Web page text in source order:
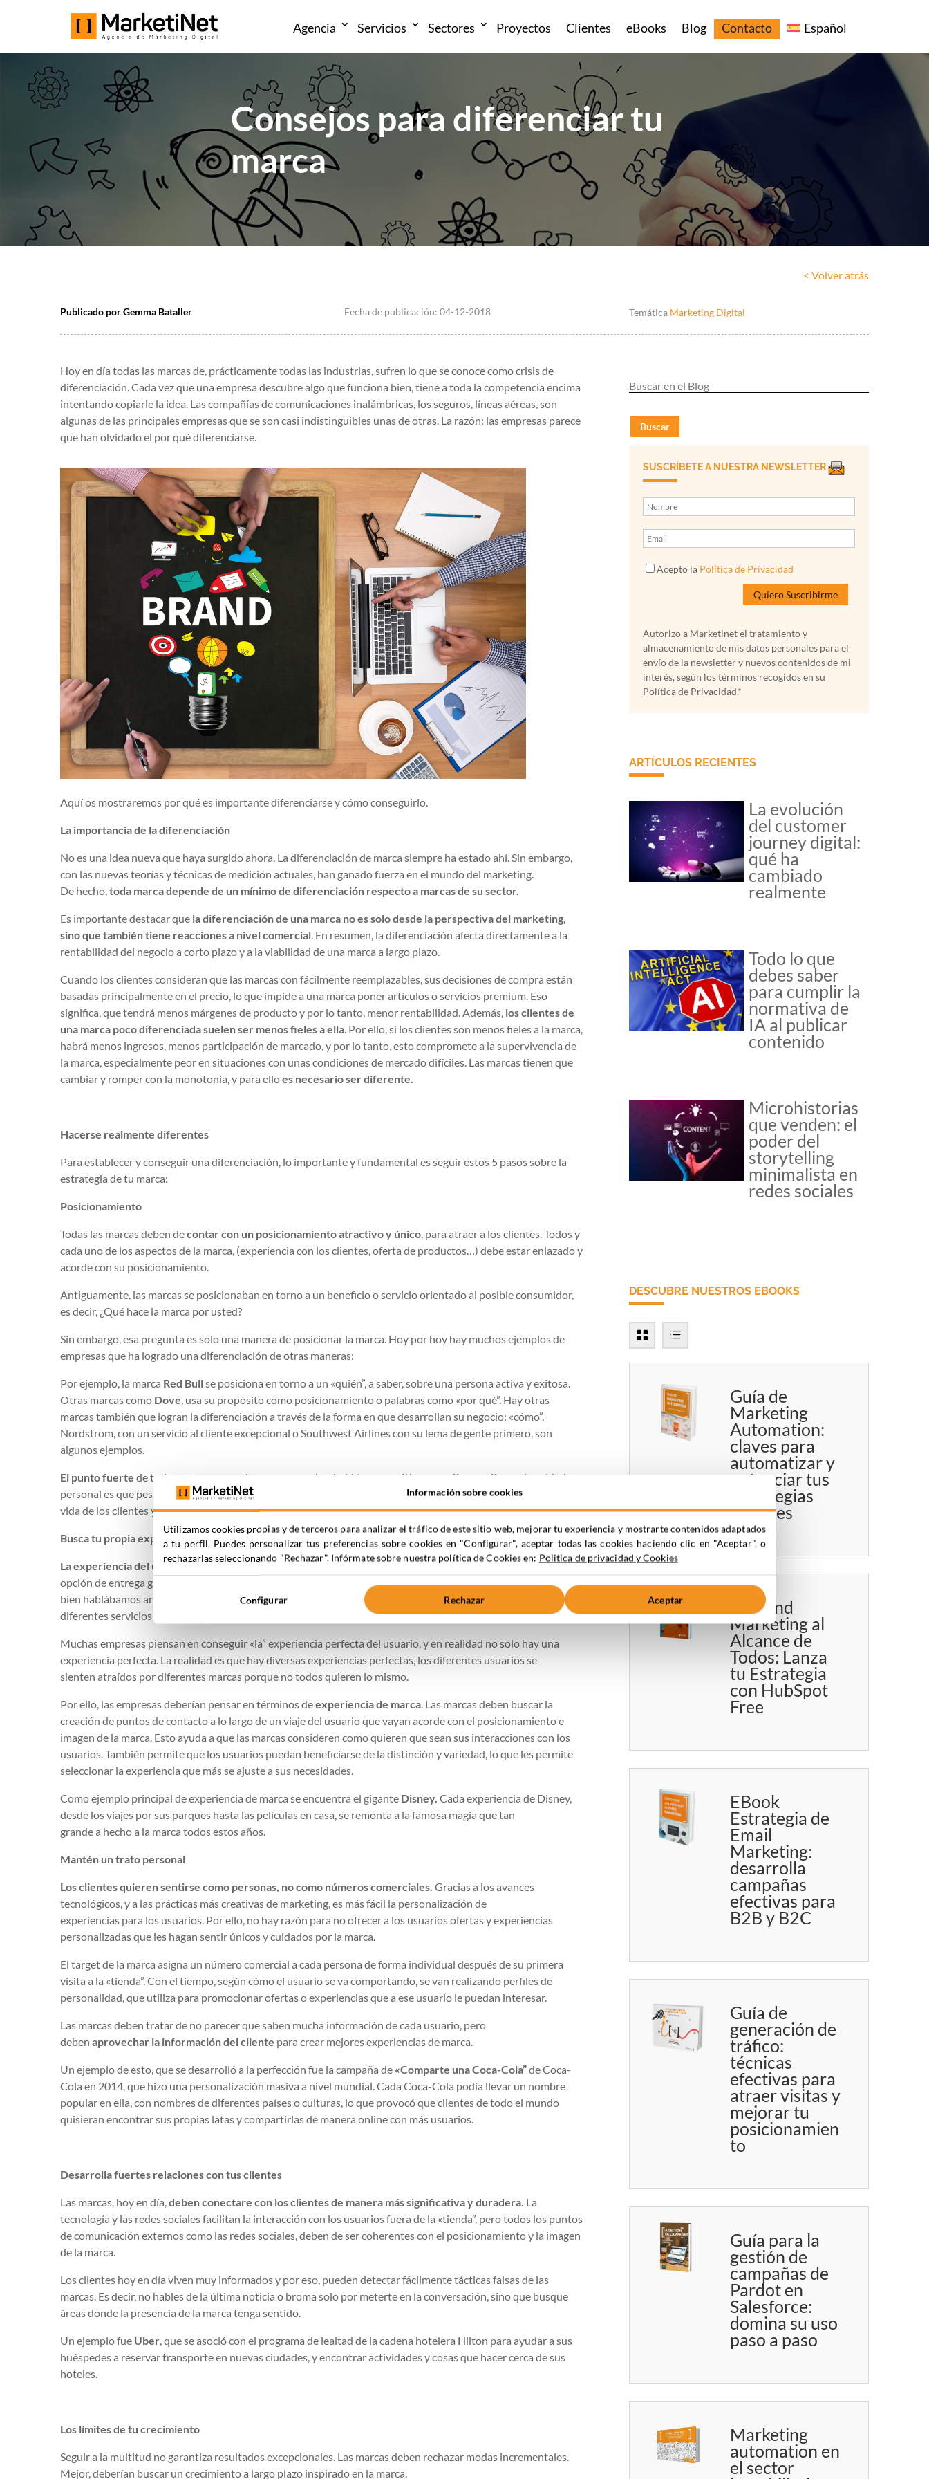
Agencia Servicios Sectores Proyectos Clientes eBooks Blog Contacto Español
Consejos para diferenciar tu
marca
< Volver atrás
Publicado porGemma Bataller Fecha de publicación:04-12-2018 Temática Marketing Digital
Hoy en día todas las marcas de, prácticamente todas las industrias, sufren lo que se conoce como crisis de
diferenciación. Cada vez que una empresa descubre algo que funciona bien, tiene a toda la competencia encima
intentando copiarle la idea. Las compañías de comunicaciones inalámbricas, los seguros, líneas aéreas, son
algunas de las principales empresas que se son casi indistinguibles unas de otras. La razón: las empresas parece
que han olvidado el por qué diferenciarse.
Aquí os mostraremos por qué es importante diferenciarse y cómo conseguirlo.
La importancia de la diferenciación
No es una idea nueva que haya surgido ahora. La diferenciación de marca siempre ha estado ahí. Sin embargo,
con las nuevas teorías y técnicas de medición actuales, han ganado fuerza en el mundo del marketing.
De hecho, toda marca depende de un mínimo de diferenciación respecto a marcas de su sector.
Es importante destacar que la diferenciación de una marca no es solo desde la perspectiva del marketing,
sino que también tiene reacciones a nivel comercial . En resumen, la diferenciación afecta directamente a la
rentabilidad del negocio a corto plazo y a la viabilidad de una marca a largo plazo.
Cuando los clientes consideran que las marcas con fácilmente reemplazables, sus decisiones de compra están
basadas principalmente en el precio, lo que impide a una marca poner artículos o servicios premium. Eso
significa, que tendrá menos márgenes de producto y por lo tanto, menor rentabilidad. Además, los clientes de
una marca poco diferenciada suelen ser menos fieles a ella . Por ello, si los clientes son menos fieles a la marca,
habrá menos ingresos, menos participación de marcado, y por lo tanto, esto compromete a la supervivencia de
la marca, especialmente peor en situaciones con unas condiciones de mercado difíciles. Las marcas tienen que
cambiar y romper con la monotonía, y para elloes necesario ser diferente.
Hacerse realmente diferentes
Para establecer y conseguir una diferenciación, lo importante y fundamental es seguir estos 5 pasos sobre la
estrategia de tu marca:
Posicionamiento
Todas las marcas deben decontar con un posicionamiento atractivo y único , para atraer a los clientes. Todos y
cada uno de los aspectos de la marca, (experiencia con los clientes, oferta de productos…) debe estar enlazado y
acorde con su posicionamiento.
Antiguamente, las marcas se posicionaban en torno a un beneficio o servicio orientado al posible consumidor,
es decir, ¿Qué hace la marca por usted?
Sin embargo, esa pregunta es solo una manera de posicionar la marca. Hoy por hoy hay muchos ejemplos de
empresas que ha logrado una diferenciación de otras maneras:
Por ejemplo, la marca Red Bullse posiciona en torno a un «quién”, a saber, sobre una persona activa y exitosa.
Otras marcas como Dove , usa su propósito como posicionamiento o palabras como «por qué”. Hay otras
marcas también que logran la diferenciación a través de la forma en que desarrollan su negocio: «cómo”.
Nordstrom, con un servicio al cliente excepcional o Southwest Airlines con su lema de gente primero, son
algunos ejemplos.
El punto fuerte de todas estas marcas de supermercados, bebidas energéticas, aerolíneas o líneas de cuidado
personal es que pese a tener competencia dentro de su sector, descubrieron formas de ser más relevantes en la
vida de los clientes y lo hicieron de diferentes formas.
Busca tu propia experiencia de usuario/marca
La experiencia del usuariose ha ido homogeneizando en estos últimos años. En cuanto una marca ofrezca una
opción de entrega gratuita o servicio, otras marcas seguirán su ejemplo de inmediato. Sin embargo, como
bien hablábamos anteriormente en cuanto al posicionamiento, por definición, cada marca debería de ofrecer
diferentes servicios o experiencias de usuario.
Muchas empresas piensan en conseguir «la” experiencia perfecta del usuario, y en realidad no solo hay una
experiencia perfecta. La realidad es que hay diversas experiencias perfectas, los diferentes usuarios se
sienten atraídos por diferentes marcas porque no todos quieren lo mismo.
Por ello, las empresas deberían pensar en términos deexperiencia de marca . Las marcas deben buscar la
creación de puntos de contacto a lo largo de un viaje del usuario que vayan acorde con el posicionamiento e
imagen de la marca. Esto ayuda a que las marcas consideren como quieren que sean sus interacciones con los
usuarios. También permite que los usuarios puedan beneficiarse de la distinción y variedad, lo que les permite
seleccionar la experiencia que más se ajuste a sus necesidades.
Como ejemplo principal de experiencia de marca se encuentra el gigante Disney. Cada experiencia de Disney,
desde los viajes por sus parques hasta las películas en casa, se remonta a la famosa magia que tan
grande a hecho a la marca todos estos años.
Mantén un trato personal
Los clientes quieren sentirse como personas, no como números comerciales. Gracias a los avances
tecnológicos, y a las prácticas más creativas de marketing, es más fácil la personalización de
experiencias para los usuarios. Por ello, no hay razón para no ofrecer a los usuarios ofertas y experiencias
personalizadas que les hagan sentir únicos y cuidados por la marca.
El target de la marca asigna un número comercial a cada persona de forma individual después de su primera
visita a la «tienda”. Con el tiempo, según cómo el usuario se va comportando, se van realizando perfiles de
personalidad, que utiliza para promocionar ofertas o experiencias que a ese usuario le puedan interesar.
Las marcas deben tratar de no parecer que saben mucha información de cada usuario, pero
deben aprovechar la información del cliente para crear mejores experiencias de marca.
Un ejemplo de esto, que se desarrolló a la perfección fue la campaña de «Comparte una Coca-Cola”de Coca-
Cola en 2014, que hizo una personalización masiva a nivel mundial. Cada Coca-Cola podía llevar un nombre
popular en ella, con nombres de diferentes países o culturas, lo que provocó que clientes de todo el mundo
quisieran encontrar sus propias latas y compartirlas de manera online con más usuarios.
Desarrolla fuertes relaciones con tus clientes
Las marcas, hoy en día, deben conectare con los clientes de manera más significativa y duradera. La
tecnología y las redes sociales facilitan la interacción con los usuarios fuera de la «tienda”, pero todos los puntos
de comunicación externos como las redes sociales, deben de ser coherentes con el posicionamiento y la imagen
de la marca.
Los clientes hoy en día viven muy informados y por eso, pueden detectar fácilmente tácticas falsas de las
marcas. Es decir, no hables de la última noticia o broma solo por meterte en la conversación, sino que busque
áreas donde la presencia de la marca tenga sentido.
Un ejemplo fue Uber , que se asoció con el programa de lealtad de la cadena hotelera Hilton para ayudar a sus
huéspedes a reservar transporte en nuevas ciudades, y encontrar actividades y cosas que hacer cerca de sus
hoteles.
Los límites de tu crecimiento
Seguir a la multitud no garantiza resultados excepcionales. Las marcas deben rechazar modas incrementales.
Mejor, deberían buscar un crecimiento a largo plazo inspirado en la marca.
Buscar
SUSCRÍBETE A NUESTRA NEWSLETTER
Acepto la Política de Privacidad
Autorizo a Marketinet el tratamiento y
almacenamiento de mis datos personales para el
envío de la newsletter y nuevos contenidos de mi
interés, según los términos recogidos en su
Política de Privacidad.*
ARTÍCULOS RECIENTES
La evolución
del customer
journey digital:
qué ha
cambiado
realmente
Todo lo que
debes saber
para cumplir la
normativa de
IA al publicar
contenido
Microhistorias
que venden: el
poder del
storytelling
minimalista en
redes sociales
DESCUBRE NUESTROS EBOOKS
Guía de
Marketing
Automation:
claves para
automatizar y
potenciar tus
estrategias
digitales
Inbound
Marketing al
Alcance de
Todos: Lanza
tu Estrategia
con HubSpot
Free
EBook
Estrategia de
Email
Marketing:
desarrolla
campañas
efectivas para
B2B y B2C
Guía de
generación de
tráfico:
técnicas
efectivas para
atraer visitas y
mejorar tu
posicionamien
to
Guía para la
gestión de
campañas de
Pardot en
Salesforce:
domina su uso
paso a paso
Marketing
automation en
el sector
Información sobre cookies
Utilizamos cookies propias y de terceros para analizar el tráfico de este sitio web, mejorar tu experiencia y mostrarte contenidos adaptados
a tu perfil. Puedes personalizar tus preferencias sobre cookies en "Configurar", aceptar todas las cookies haciendo clic en "Aceptar", o
rechazarlas seleccionando "Rechazar". Infórmate sobre nuestra política de Cookies en: Politica de privacidad y Cookies
Configurar Rechazar Aceptar